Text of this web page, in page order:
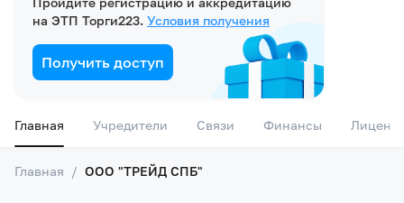
на ЭТП Торги223. Условия получения
Получить доступ
Главная Учредители Связи Финансы
Главная / ООО "ТРЕЙД СПБ"